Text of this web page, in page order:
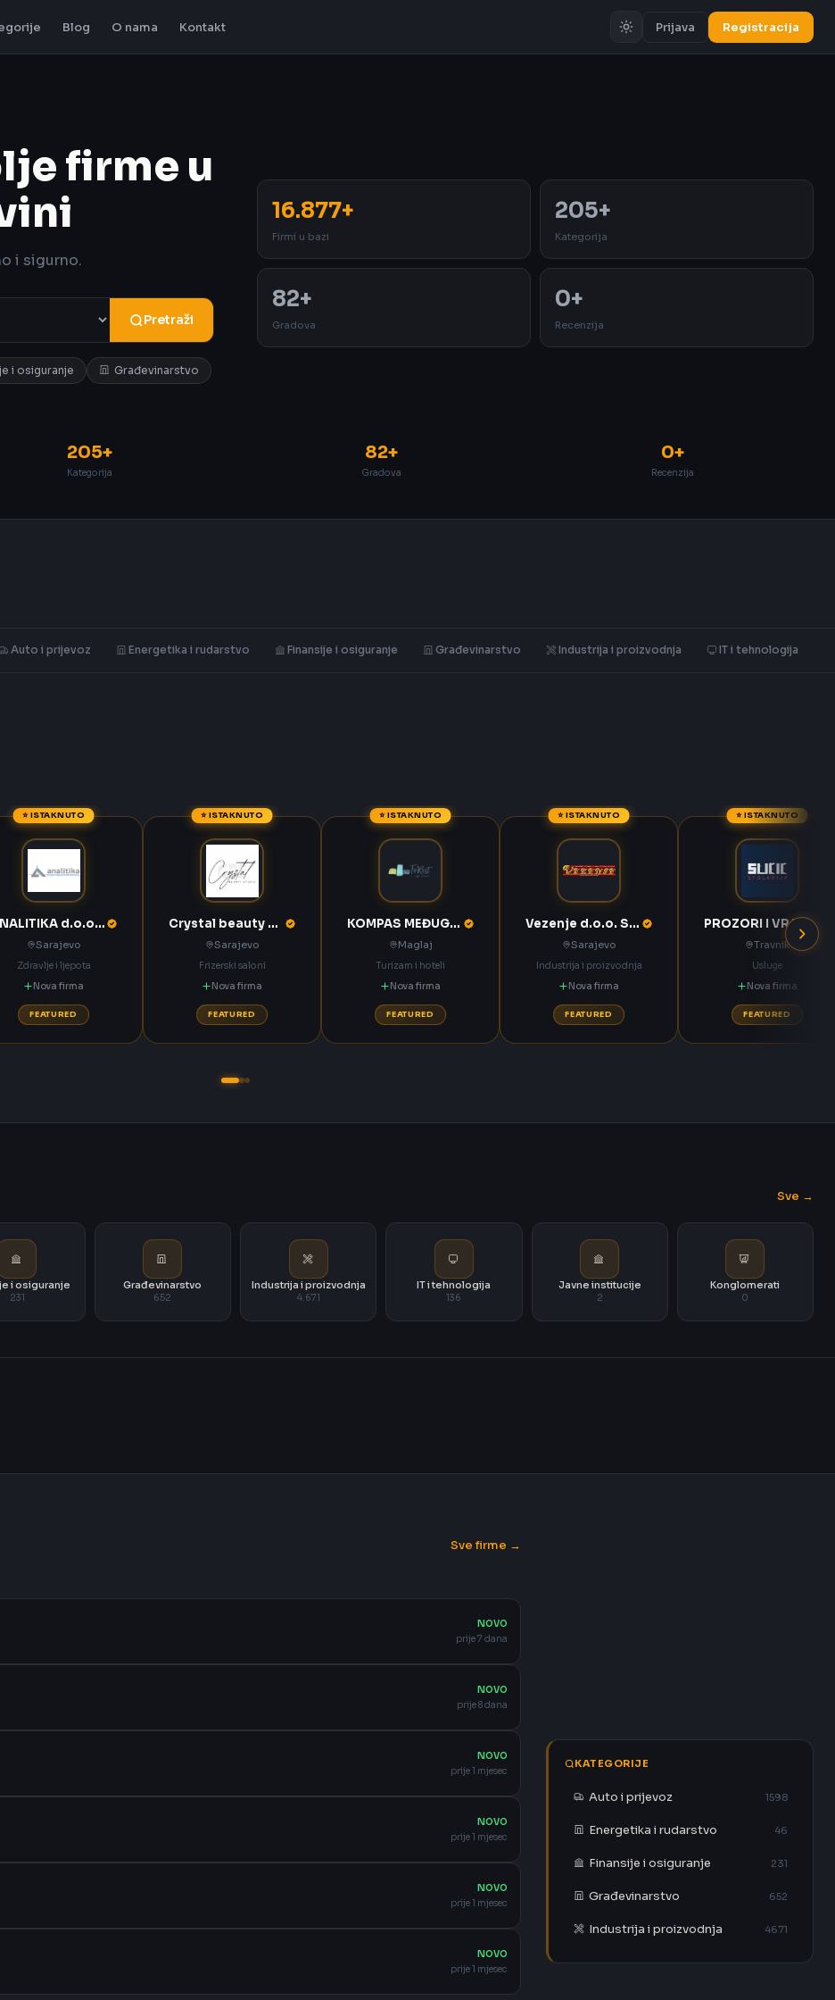
Blog O nama Kontakt Prijava Registracija
firme u
i sigurno.
Pretraži
i osiguranje
Građevinarstvo
16.877+
Firmi u bazi
205+
Kategorija
82+
Gradova
0+
Recenzija
205+
Kategorija
82+
Gradova
0+
Recenzija
Auto i prijevoz Energetika i rudarstvo Finansije i osiguranje Građevinarstvo Industrija i proizvodnja IT i tehnologija
⭐ ISTAKNUTO
ANALITIKA d.o.o. Sarajevo
Sarajevo
Zdravlje i ljepota
Nova firma
FEATURED
⭐ ISTAKNUTO
Crystal beauty studio Sarajevo
Sarajevo
Frizerski saloni
Nova firma
FEATURED
⭐ ISTAKNUTO
KOMPAS MEĐUGORJE d.d. Međugorje
Maglaj
Turizam i hoteli
Nova firma
FEATURED
⭐ ISTAKNUTO
Vezenje d.o.o. Sarajevo
Sarajevo
Industrija i proizvodnja
Nova firma
FEATURED
⭐ ISTAKNUTO
PROZORI I VRATA Sučić Nova Bila
Travnik
Usluge
Nova firma
FEATURED
Sve →
i osiguranje
231
Građevinarstvo
652
Industrija i proizvodnja
4.671
IT i tehnologija
136
Javne institucije
2
Konglomerati
0
Sve firme →
NOVO
prije 7 dana
NOVO
prije 8 dana
NOVO
prije 1 mjesec
NOVO
prije 1 mjesec
NOVO
prije 1 mjesec
NOVO
prije 1 mjesec
KATEGORIJE
Auto i prijevoz 1598
Energetika i rudarstvo 46
Finansije i osiguranje 231
Građevinarstvo 652
Industrija i proizvodnja 4671